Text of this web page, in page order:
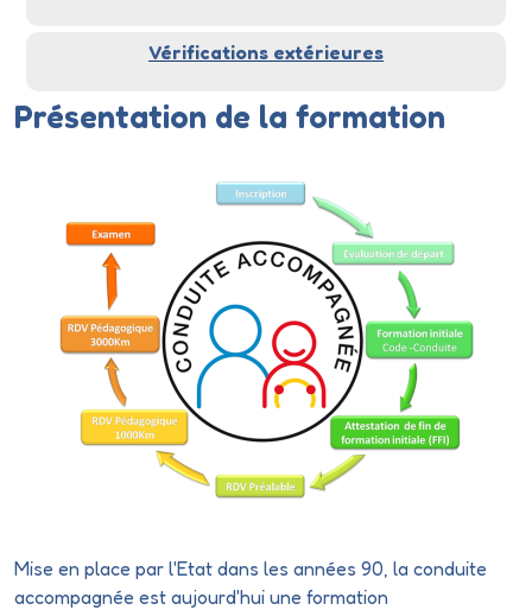
Vérifications extérieures
Présentation de la formation
Mise en place par l'Etat dans les années 90, la conduite
accompagnée est aujourd'hui une formation